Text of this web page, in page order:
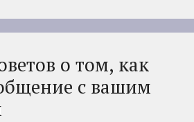
о том, как
с вашим